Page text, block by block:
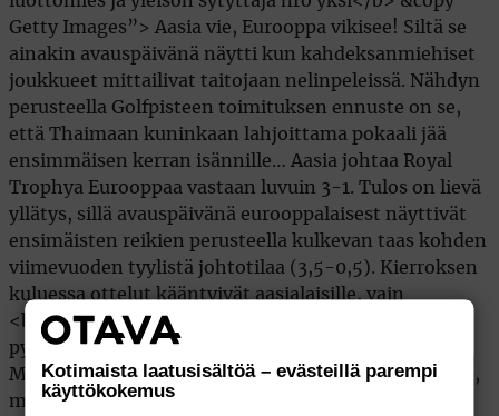
Kotimaista laatusisältöä – evästeillä parempi
käyttökokemus